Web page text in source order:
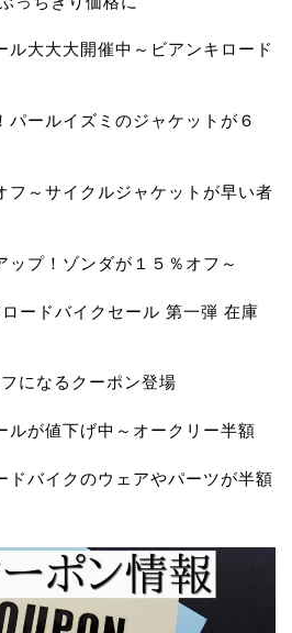
ル大大大開催中～ビアンキロード
パールイズミのジャケットが６
フ～サイクルジャケットが早い者
ップ！ゾンダが１５％オフ～
ードバイクセール 第一弾 在庫
になるクーポン登場
ルが値下げ中～オークリー半額
ドバイクのウェアやパーツが半額